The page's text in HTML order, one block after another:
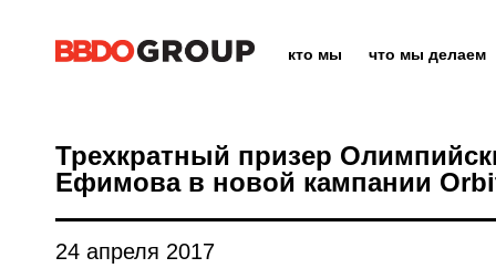
кто мы что мы делаем
Трехкратный призер
Ефимова в новой кампании
24 апреля 2017